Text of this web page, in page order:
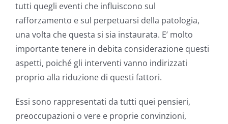
tutti quegli eventi che influiscono sul
rafforzamento e sul perpetuarsi della patologia,
una volta che questa si sia instaurata. E’ molto
importante tenere in debita considerazione questi
aspetti, poiché gli interventi vanno indirizzati
proprio alla riduzione di questi fattori.
Essi sono rappresentati da tutti quei pensieri,
preoccupazioni o vere e proprie convinzioni,